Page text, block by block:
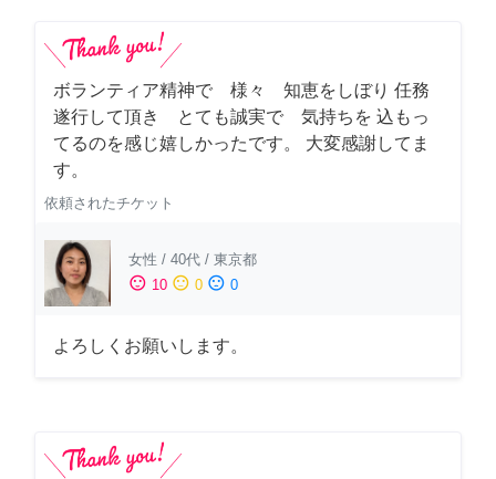
ボランティア精神で 様々 知恵をしぼり 任務
遂行して頂き とても誠実で 気持ちを 込もっ
てるのを感じ嬉しかったです。 大変感謝してま
す。
依頼されたチケット
女性 / 40代 / 東京都
sentiment_satisfied 10 sentiment_neutral 0 sentiment_dissatisfied 0
よろしくお願いします。